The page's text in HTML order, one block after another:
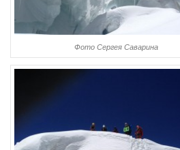
Фото Сергея Саварина